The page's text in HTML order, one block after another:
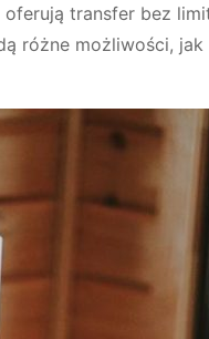
transfer bez
różne możliwości,